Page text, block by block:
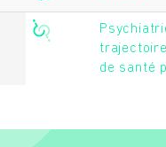
de santé